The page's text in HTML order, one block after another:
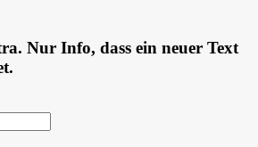
Nur Info, dass ein neuer Text